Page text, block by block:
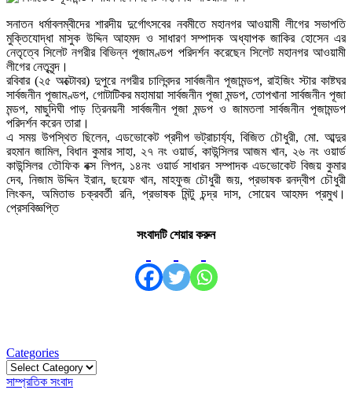
সনাতন ধর্মাবলম্বীদের শারদীয় দুর্গোৎসবের নবমীতে মহানগর আওয়ামী লীগের সভাপতি
মুক্তিযোদ্ধা মাসুক উদ্দিন আহমদ ও সাধারণ সম্পাদক অধ্যাপক জাকির হোসেন এর
নেতৃত্বে সিলেট নগরীর বিভিন্ন পূজামণ্ডপ পরিদর্শন করেছেন সিলেট মহানগর আওয়ামী
লীগের নেতৃবৃন্দ।
রবিবার (২৫ অক্টোবর) দুপুরে নগরীর চালিবন্দর সার্বজনীন পূজামন্ডপ, রাইজিং স্টার কাষ্টঘর
সার্বজনীন পূজামণ্ডপ, গোটাটিকর মহামায়া সার্বজনীন পূজা মন্ডপ, তোপখানা সার্বজনীন পূজা
মন্ডপ, মাছুদিঘী পাড় ত্রিনয়নী সার্বজনীন পূজা মন্ডপ ও জামতলা সার্বজনীন পূজামন্ডপ
পরিদর্শন করেন তারা।
এ সময় উপস্থিত ছিলেন, এডভোকেট প্রদীপ ভট্রাচার্য্য, বিজিত চৌধুরী, মো. আব্দুর
রহমান জামিল, বিধান কুমার সাহা, ২৭ নং ওয়ার্ড, কাউন্সিলর আজম খান, ২৬ নং ওয়ার্ড
কাউন্সিলর তৌফিক বক্স লিপন, ১৪নং ওয়ার্ড সাধারন সম্পাদক এডভোকেট বিজয় কুমার
দেব, নিজাম উদ্দিন ইরান, ছয়েফ খান, মাহফুজ চৌধুরী জয়, প্রভাষক রনদ্বীপ চৌধুরী
লিংকন, অমিতাভ চক্রবর্তী রনি, প্রভাষক মিন্টু চন্দ্র দাস, সোয়েব আহমদ প্রমুখ।
প্রেসবিজ্ঞপ্তি
সংবাদটি শেয়ার করুন
Categories
Categories
সাম্প্রতিক সংবাদ